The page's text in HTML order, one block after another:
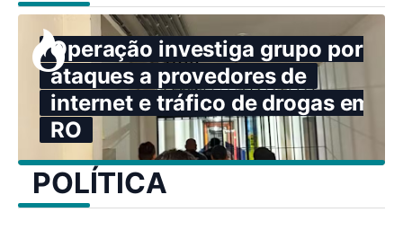
Operação investiga grupo por
ataques a provedores de
internet e tráfico de drogas em
RO
POLÍTICA